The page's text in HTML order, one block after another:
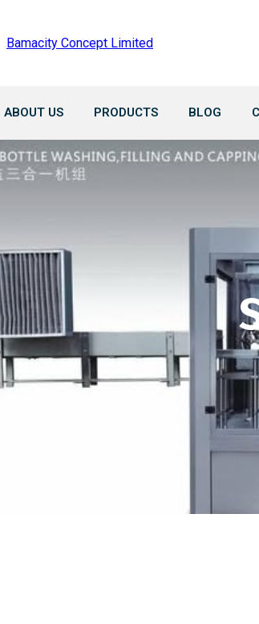
ABOUT US PRODUCTS BLOG